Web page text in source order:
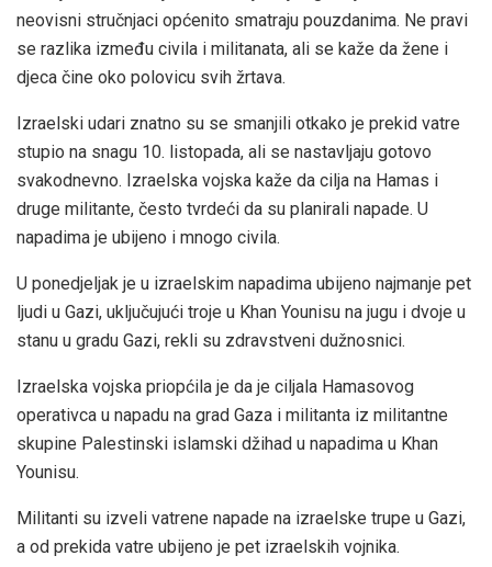
neovisni stručnjaci općenito smatraju pouzdanima. Ne pravi
se razlika između civila i militanata, ali se kaže da žene i
djeca čine oko polovicu svih žrtava.
Izraelski udari znatno su se smanjili otkako je prekid vatre
stupio na snagu 10. listopada, ali se nastavljaju gotovo
svakodnevno. Izraelska vojska kaže da cilja na Hamas i
druge militante, često tvrdeći da su planirali napade. U
napadima je ubijeno i mnogo civila.
U ponedjeljak je u izraelskim napadima ubijeno najmanje pet
ljudi u Gazi, uključujući troje u Khan Younisu na jugu i dvoje u
stanu u gradu Gazi, rekli su zdravstveni dužnosnici.
Izraelska vojska priopćila je da je ciljala Hamasovog
operativca u napadu na grad Gaza i militanta iz militantne
skupine Palestinski islamski džihad u napadima u Khan
Younisu.
Militanti su izveli vatrene napade na izraelske trupe u Gazi,
a od prekida vatre ubijeno je pet izraelskih vojnika.